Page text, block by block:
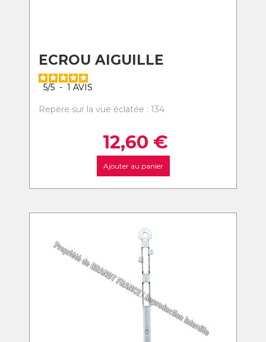
ECROU AIGUILLE
5/5 - 1 AVIS
Repère sur la vue éclatée : 134
12,60 €
Ajouter au panier